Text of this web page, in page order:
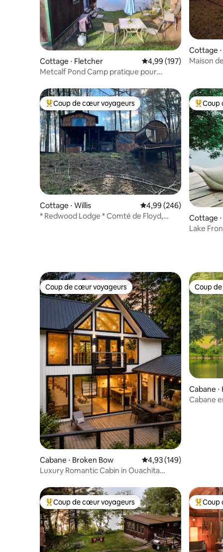
Cottage ⋅ Fletcher Évaluation moyenne
4,99 (197)
Metcalf Pond Camp pratique pour
Cottage ⋅
Maison
Coups de cœur voyageurs les plus appréciés
Coup de cœur voyageurs
Cottage ⋅ Willis Évaluation moyenne
4,99 (246)
* Redwood Lodge * Comté de Floyd,
Coups
Coup
Cottage
Lake
le
Coup de cœur voyageurs
Coup de cœur voyageurs
Cabane ⋅ Broken Bow Évaluation moyenne
4,93 (149)
Luxury Romantic Cabin in Ouachita
Coup
Coup
Cabane ⋅
Cabane
Coups de cœur voyageurs les plus appréciés
Coup de cœur voyageurs Coups
Coup